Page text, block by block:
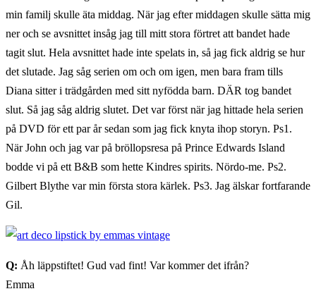
min familj skulle äta middag. När jag efter middagen skulle sätta mig
ner och se avsnittet insåg jag till mitt stora förtret att bandet hade
tagit slut. Hela avsnittet hade inte spelats in, så jag fick aldrig se hur
det slutade. Jag såg serien om och om igen, men bara fram tills
Diana sitter i trädgården med sitt nyfödda barn. DÄR tog bandet
slut. Så jag såg aldrig slutet. Det var först när jag hittade hela serien
på DVD för ett par år sedan som jag fick knyta ihop storyn. Ps1.
När John och jag var på bröllopsresa på Prince Edwards Island
bodde vi på ett B&B som hette Kindres spirits. Nördo-me. Ps2.
Gilbert Blythe var min första stora kärlek. Ps3. Jag älskar fortfarande
Gil.
Q: Åh läppstiftet! Gud vad fint! Var kommer det ifrån?
Emma